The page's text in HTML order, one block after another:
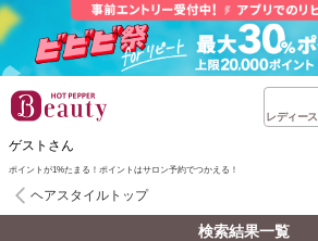
レディース
ゲストさん
ポイントが1%たまる！ポイントはサロン予約でつかえる！
ヘアスタイルトップ
検索結果一覧